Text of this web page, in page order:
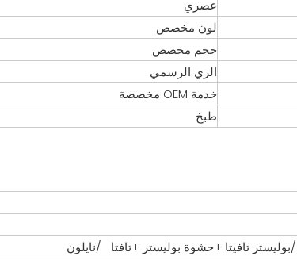
عصري
لون مخصص
حجم مخصص
الزي الرسمي
خدمة OEM مخصصة
طبخ